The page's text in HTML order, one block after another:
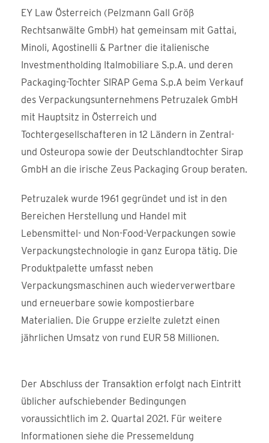
EY Law Österreich (Pelzmann Gall Größ
Rechtsanwälte GmbH) hat gemeinsam mit Gattai,
Minoli, Agostinelli & Partner die italienische
Investmentholding Italmobiliare S.p.A. und deren
Packaging-Tochter SIRAP Gema S.p.A beim Verkauf
des Verpackungsunternehmens Petruzalek GmbH
mit Hauptsitz in Österreich und
Tochtergesellschafteren in 12 Ländern in Zentral-
und Osteuropa sowie der Deutschlandtochter Sirap
GmbH an die irische Zeus Packaging Group beraten.
Petruzalek wurde 1961 gegründet und ist in den
Bereichen Herstellung und Handel mit
Lebensmittel- und Non-Food-Verpackungen sowie
Verpackungstechnologie in ganz Europa tätig. Die
Produktpalette umfasst neben
Verpackungsmaschinen auch wiederverwertbare
und erneuerbare sowie kompostierbare
Materialien. Die Gruppe erzielte zuletzt einen
jährlichen Umsatz von rund EUR 58 Millionen.
Der Abschluss der Transaktion erfolgt nach Eintritt
üblicher aufschiebender Bedingungen
voraussichtlich im 2. Quartal 2021. Für weitere
Informationen siehe die Pressemeldung